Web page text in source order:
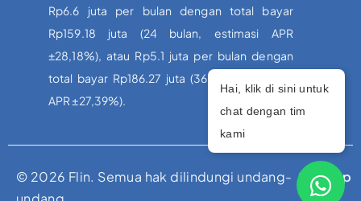
Rp6.6 juta per bulan dengan total bayar
Rp159.18 juta (24 bulan, estimasi APR
±28,18%), atau Rp5.1 juta per bulan dengan
total bayar Rp186.27 juta (36 bulan, estimasi
APR ±27,39%).
Hai, klik di sini untuk
chat dengan tim
kami
© 2026 Flin. Semua hak dilindungi undang- Sitemap